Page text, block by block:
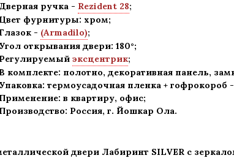
Дверная ручка - Rezident 28;
Цвет фурнитуры: хром;
Глазок - (Armadilo);
Угол открывания двери: 180°;
Регулируемый эксцентрик;
В комплекте: полотно, декоративная панель,
Упаковка: термоусадочная пленка + гофрокороб -
Применение: в квартиру, офис;
Производство: Россия, г. Йошкар Ола.
двери Лабиринт SILVER с